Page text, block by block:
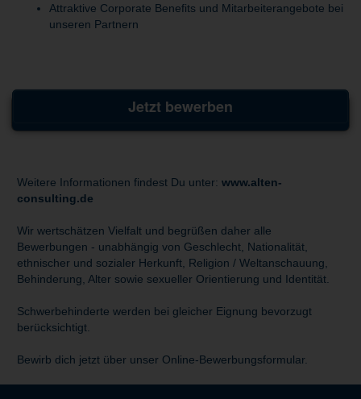
Attraktive Corporate Benefits und Mitarbeiterangebote bei
unseren Partnern
Jetzt bewerben
Weitere Informationen findest Du unter: www.alten-
consulting.de
Wir wertschätzen Vielfalt und begrüßen daher alle
Bewerbungen - unabhängig von Geschlecht, Nationalität,
ethnischer und sozialer Herkunft, Religion / Weltanschauung,
Behinderung, Alter sowie sexueller Orientierung und Identität.
Schwerbehinderte werden bei gleicher Eignung bevorzugt
berücksichtigt.
Bewirb dich jetzt über unser Online-Bewerbungsformular.